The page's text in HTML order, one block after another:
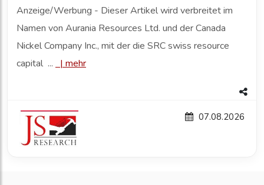
Anzeige/Werbung - Dieser Artikel wird verbreitet im
Namen von Aurania Resources Ltd. und der Canada
Nickel Company Inc., mit der die SRC swiss resource
capital ...
| mehr
07.08.2026